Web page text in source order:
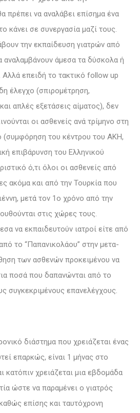
πρέπει να αναλάβει επίσημα ένα
κάνει σε συνεργασία μαζί τους.
την εκπαίδευση γιατρών από
αναλαμβάνουν άμεσα τα δύσκολα ή
Αλλά επειδή το τακτικό follow up
έλεγχο (σπιρομέτρηση,
απλές εξετάσεις αίματος), δεν
οι ασθενείς ανά τρίμηνο στη
(συμφόρηση του κέντρου του ΑΚΗ,
επιβάρυνση του Ελληνικού
ό,τι όλοι οι ασθενείς από
ακόμα και από την Τουρκία που
μετά τον 1ο χρόνο από την
στις χώρες τους.
να εκπαιδευτούν ιατροί είτε από
το “Παπανικολάου” στην μετα-
των ασθενών προκειμένου να
ποσά που δαπανώνται από το
συγκεκριμένους επανελέγχους.
διάστημα που χρειάζεται ένας
επαρκώς, είναι 1 μήνας στο
κατόπιν χρειάζεται μια εβδομάδα
ώστε να παραμένει ο γιατρός
επίσης και ταυτόχρονη